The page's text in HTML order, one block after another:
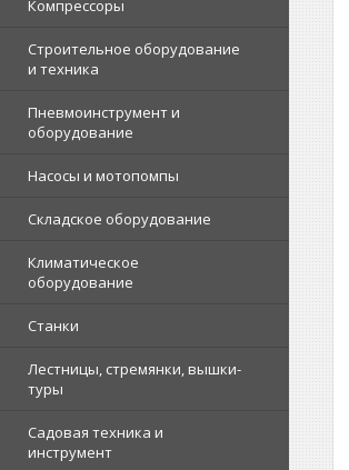
Компрессоры
Строительное оборудование
и техника
Пневмоинструмент и
оборудование
Насосы и мотопомпы
Складское оборудование
Климатическое
оборудование
Станки
Лестницы, стремянки, вышки-
туры
Садовая техника и
инструмент